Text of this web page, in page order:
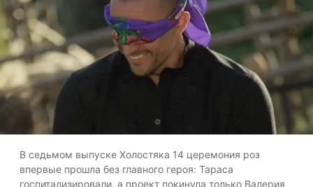
В седьмом выпуске Холостяка 14 церемония роз
впервые прошла без главного героя: Тараса
госпитализировали, а проект покинула только Валерия